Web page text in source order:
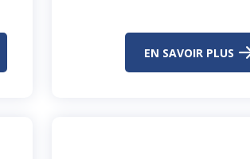
EN SAVOIR PLUS